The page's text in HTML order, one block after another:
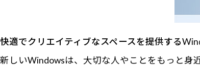
快適でクリエイティブなスペースを提供する
新しいWindowsは、大切な人やことをもっと身